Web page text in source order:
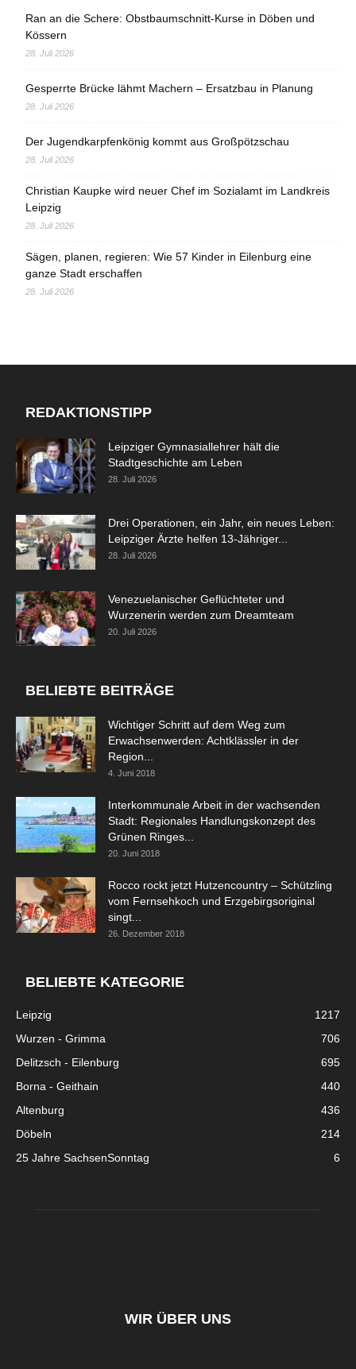
Ran an die Schere: Obstbaumschnitt-Kurse in Döben und
Kössern
28. Juli 2026
Gesperrte Brücke lähmt Machern – Ersatzbau in Planung
28. Juli 2026
Der Jugendkarpfenkönig kommt aus Großpötzschau
28. Juli 2026
Christian Kaupke wird neuer Chef im Sozialamt im Landkreis
Leipzig
28. Juli 2026
Sägen, planen, regieren: Wie 57 Kinder in Eilenburg eine
ganze Stadt erschaffen
28. Juli 2026
REDAKTIONSTIPP
Leipziger Gymnasiallehrer hält die
Stadtgeschichte am Leben
28. Juli 2026
Drei Operationen, ein Jahr, ein neues Leben:
Leipziger Ärzte helfen 13-Jähriger...
28. Juli 2026
Venezuelanischer Geflüchteter und
Wurzenerin werden zum Dreamteam
20. Juli 2026
BELIEBTE BEITRÄGE
Wichtiger Schritt auf dem Weg zum
Erwachsenwerden: Achtklässler in der
Region...
4. Juni 2018
Interkommunale Arbeit in der wachsenden
Stadt: Regionales Handlungskonzept des
Grünen Ringes...
20. Juni 2018
Rocco rockt jetzt Hutzencountry – Schützling
vom Fernsehkoch und Erzgebirgsoriginal
singt...
26. Dezember 2018
BELIEBTE KATEGORIE
Leipzig
1217
Wurzen - Grimma
706
Delitzsch - Eilenburg
695
Borna - Geithain
440
Altenburg
436
Döbeln
214
25 Jahre SachsenSonntag
6
WIR ÜBER UNS